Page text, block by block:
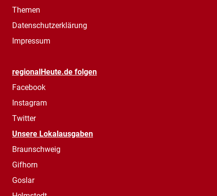
Themen
Datenschutzerklärung
Impressum
regionalHeute.de folgen
Facebook
Instagram
Twitter
Unsere Lokalausgaben
Braunschweig
Gifhorn
Goslar